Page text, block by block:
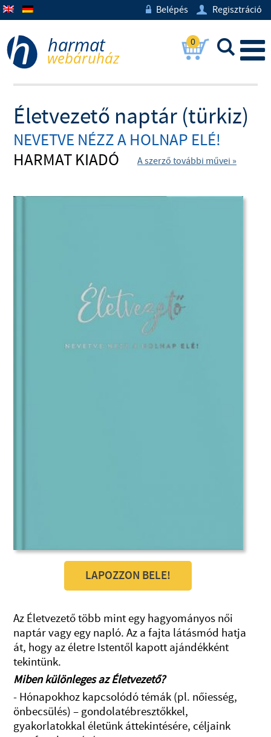
w Belépés U Regisztráció
0 L
Életvezető naptár (türkiz)
NEVETVE NÉZZ A HOLNAP ELÉ!
HARMAT KIADÓ
A szerző további művei »
LAPOZZON BELE!
Az Életvezető több mint egy hagyományos női
naptár vagy egy napló. Az a fajta látásmód hatja
át, hogy az életre Istentől kapott ajándékként
tekintünk.
Miben különleges az Életvezető?
- Hónapokhoz kapcsolódó témák (pl. nőiesség,
önbecsülés) – gondolatébresztőkkel,
gyakorlatokkal életünk áttekintésére, céljaink